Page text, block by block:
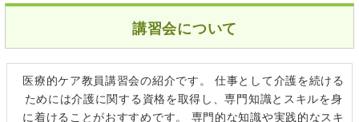
講習会について
医療的ケア教員講習会の紹介です。 仕事として介護を続ける
ためには介護に関する資格を取得し、専門知識とスキルを身
に着けることがおすすめです。 専門的な知識や実践的なスキ